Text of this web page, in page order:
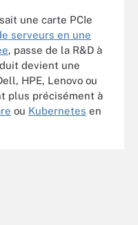
une carte PCIe
serveurs en une
, passe de la R&D à
devient une
HPE, Lenovo ou
plus précisément à
ou Kubernetes en